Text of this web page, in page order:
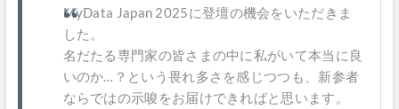
MyData Japan 2025に登壇の機会をいただきま
した。
名だたる専門家の皆さまの中に私がいて本当に良
いのか…？という畏れ多さを感じつつも、新参者
ならではの示唆をお届けできればと思います。